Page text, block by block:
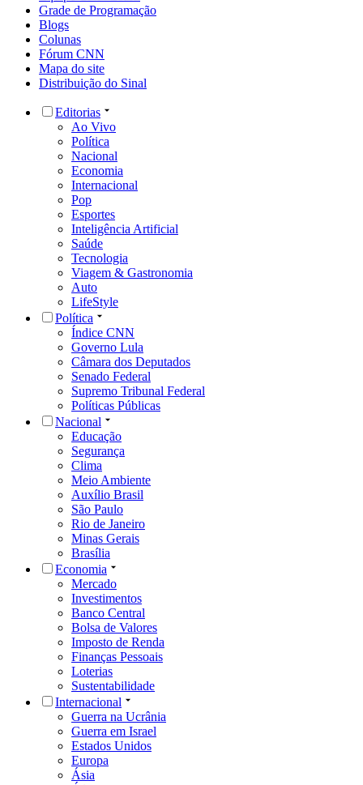
Grade de Programação
Blogs
Colunas
Fórum CNN
Mapa do site
Distribuição do Sinal
Editorias
Ao Vivo
Política
Nacional
Economia
Internacional
Pop
Esportes
Inteligência Artificial
Saúde
Tecnologia
Viagem & Gastronomia
Auto
LifeStyle
Política
Índice CNN
Governo Lula
Câmara dos Deputados
Senado Federal
Supremo Tribunal Federal
Políticas Públicas
Nacional
Educação
Segurança
Clima
Meio Ambiente
Auxílio Brasil
São Paulo
Rio de Janeiro
Minas Gerais
Brasília
Economia
Mercado
Investimentos
Banco Central
Bolsa de Valores
Imposto de Renda
Finanças Pessoais
Loterias
Sustentabilidade
Internacional
Guerra na Ucrânia
Guerra em Israel
Estados Unidos
Europa
Ásia